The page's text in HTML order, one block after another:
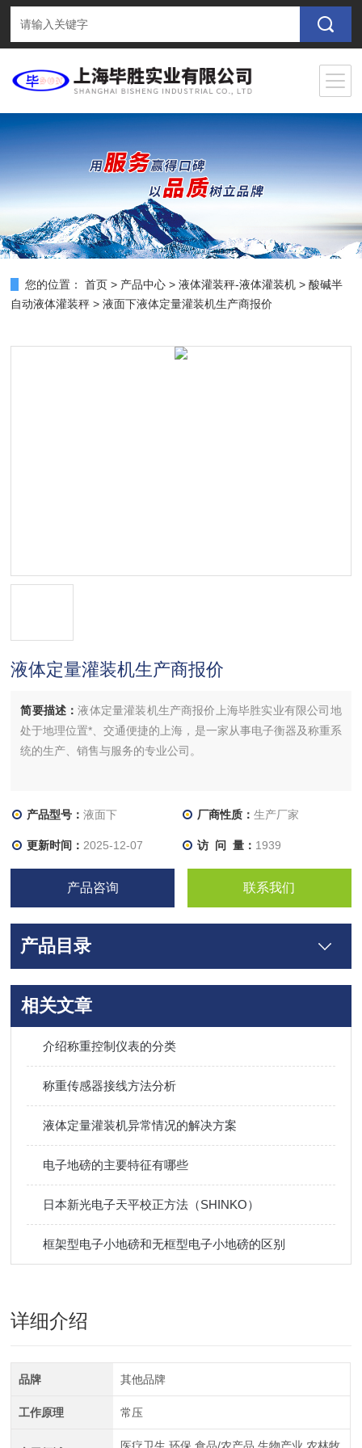
您的位置： 首页 > 产品中心 >液体灌装秤-液体灌装机 >酸碱半
自动液体灌装秤 > 液面下液体定量灌装机生产商报价
液体定量灌装机生产商报价
简要描述：液体定量灌装机生产商报价上海毕胜实业有限公司地
处于地理位置*、交通便捷的上海，是一家从事电子衡器及称重系
统的生产、销售与服务的专业公司。
产品型号：液面下 厂商性质： 生产厂家
更新时间： 2025-12-07 访 问 量： 1939
产品咨询 联系我们
产品目录
相关文章
介绍称重控制仪表的分类
称重传感器接线方法分析
液体定量灌装机异常情况的解决方案
电子地磅的主要特征有哪些
日本新光电子天平校正方法（SHINKO）
框架型电子小地磅和无框型电子小地磅的区别
详细介绍
品牌 其他品牌
工作原理 常压